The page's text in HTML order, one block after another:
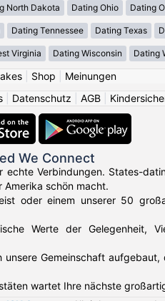
North Dakota Dating Ohio Dating
Dating Tennessee Dating Texas
Virginia Dating Wisconsin Dating
| Shop
Meinungen
Datenschutz AGB
We Connect
Verbindungen. States-
schön macht.
oder einem unserer 50
Werte der Gelegenheit,
Gemeinschaft
wartet Ihre nächste